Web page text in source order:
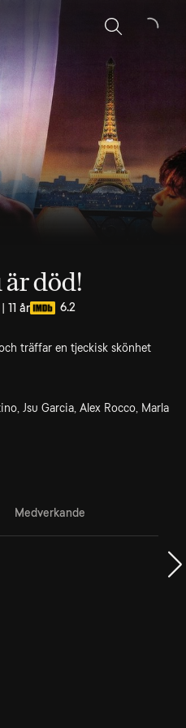
Sök
är död!
11 år 6.2
träffar en tjeckisk skönhet
Jsu Garcia, Alex Rocco, Marla
Medverkande